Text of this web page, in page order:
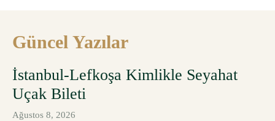
Güncel Yazılar
İstanbul-Lefkoşa Kimlikle Seyahat
Uçak Bileti
Ağustos 8, 2026